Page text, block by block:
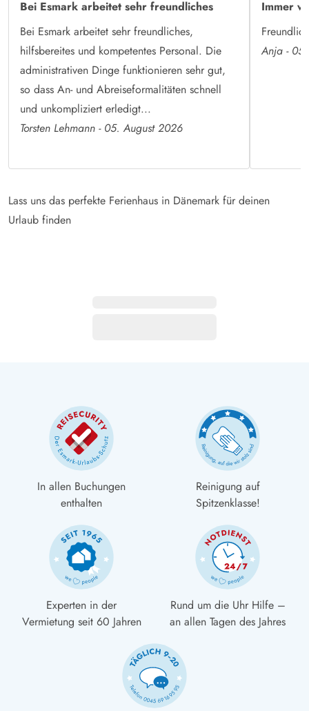
Bei Esmark arbeitet sehr freundliches
Bei Esmark arbeitet sehr freundliches,
hilfsbereites und kompetentes Personal. Die
administrativen Dinge funktionieren sehr gut,
so dass An- und Abreiseformalitäten schnell
und unkompliziert erledigt...
Torsten Lehmann - 05. August 2026
Immer
Anja -
Lass uns das perfekte Ferienhaus in Dänemark für deinen
Urlaub finden
In allen Buchungen
enthalten
Reinigung auf
Spitzenklasse!
Experten in der
Vermietung seit 60 Jahren
Rund um die Uhr Hilfe –
an allen Tagen des Jahres